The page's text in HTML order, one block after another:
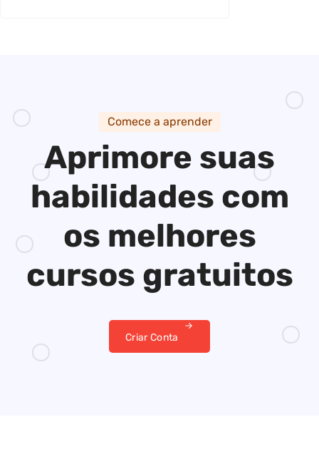
Comece a aprender
Aprimore suas
habilidades com
os melhores
cursos gratuitos
Criar Conta